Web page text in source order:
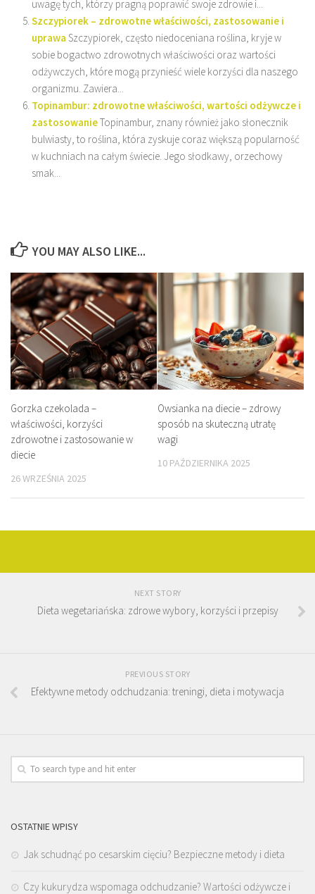
uwagę tych, którzy pragną poprawić swoje zdrowie i...
Szczypiorek – zdrowotne właściwości, zastosowanie i
uprawa Szczypiorek, często niedoceniana roślina, kryje w
sobie bogactwo zdrowotnych właściwości oraz wartości
odżywczych, które mogą przynieść wiele korzyści dla naszego
organizmu. Zawiera...
Topinambur: zdrowotne właściwości, wartości odżywcze i
zastosowanieTopinambur, znany również jako słonecznik
bulwiasty, to roślina, która zyskuje coraz większą popularność
w kuchniach na całym świecie. Jego słodkawy, orzechowy
smak...
YOU MAY ALSO LIKE...
Gorzka czekolada –
właściwości, korzyści
zdrowotne i zastosowanie w
diecie
26 WRZEŚNIA 2025
Owsianka na diecie – zdrowy
sposób na skuteczną utratę
wagi
10 PAŹDZIERNIKA 2025
NEXT STORY
Dieta wegetariańska: zdrowe wybory, korzyści i przepisy
PREVIOUS STORY
Efektywne metody odchudzania: treningi, dieta i motywacja
OSTATNIE WPISY
Jak schudnąć po cesarskim cięciu? Bezpieczne metody i dieta
Czy kukurydza wspomaga odchudzanie? Wartości odżywcze i